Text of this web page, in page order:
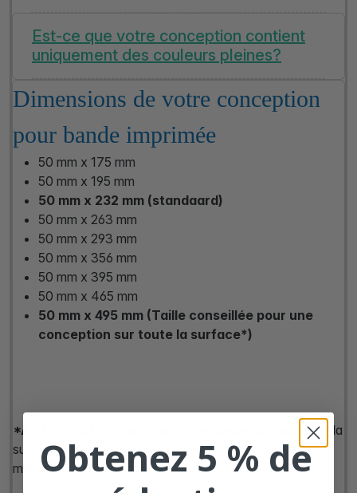
Est-ce que votre conception contient
uniquement des couleurs pleines?
Dimensions de votre conception
pour bande imprimée
50 mm x 175 mm
50 mm x 195 mm
50 mm x 232 mm (standaard)
50 mm x 263 mm
50 mm x 293 mm
50 mm x 356 mm
50 mm x 395 mm
50 mm x 465 mm
50 mm x 495 mm (Taille conseillée pour une
conception sur toute la surface*)
*ATTENTION:
Dans le cas d’une conception sur toute la
surface (diapositive) une connexion cliché de +/- 1
millimètre est créée.
Obtenez 5 % de